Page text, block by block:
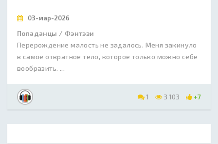
03-мар-2026
Попаданцы / Фэнтэзи
Перерождение малость не задалось. Меня закинуло
в самое отвратное тело, которое только можно себе
вообразить. ...
1 3 103 +7